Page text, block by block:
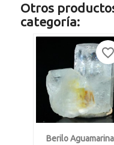
Otros
categoría:
Berilo Aguamarina
favorite_border